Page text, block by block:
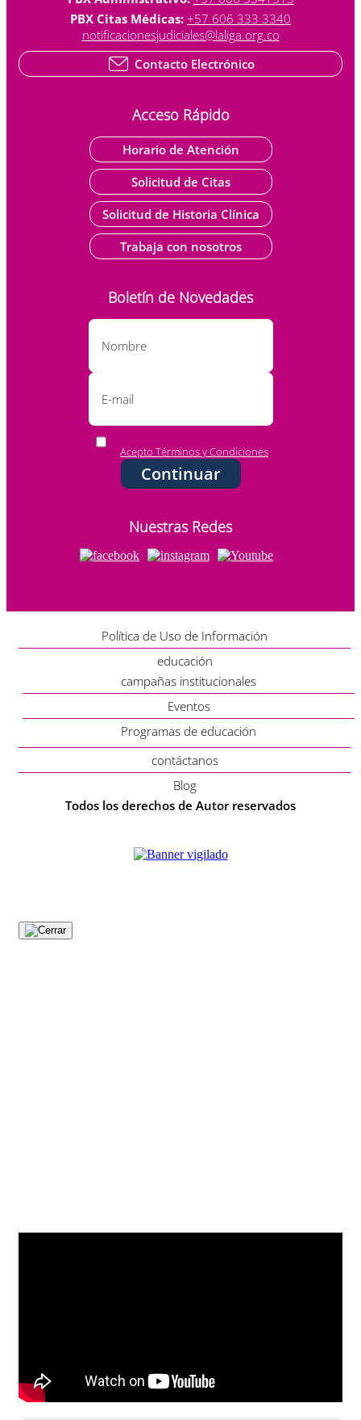
PBX Citas Médicas: +57 606 333 3340
notificacionesjudiciales@laliga.org.co
Contacto Electrónico
Acceso Rápido
Horario de Atención
Solicitud de Citas
Solicitud de Historia Clínica
Trabaja con nosotros
Nuestras Redes
Boletín de Novedades
Acepto Términos y Condiciones
Continuar
Política de Uso de Información
educación
campañas institucionales
Eventos
Programas de educación
contáctanos
Blog
Todos los derechos de Autor reservados